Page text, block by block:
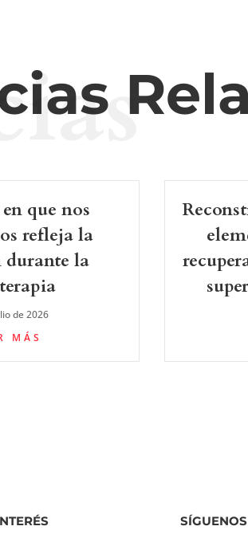
que nos
refleja la
durante la
de 2026
MÁS
SÍGUENOS